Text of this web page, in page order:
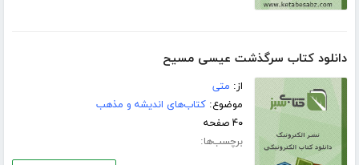
دانلود کتاب سرگذشت عیسی مسیح
از: متی
موضوع:کتاب‌های اندیشه و مذهب
۴۰ صفحه
برچسب‌ها: